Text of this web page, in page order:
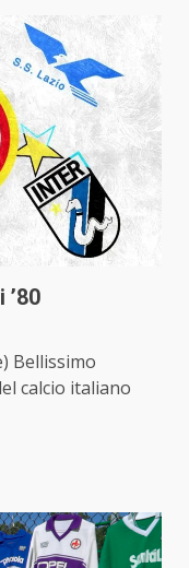
Bellissimo
calcio italiano